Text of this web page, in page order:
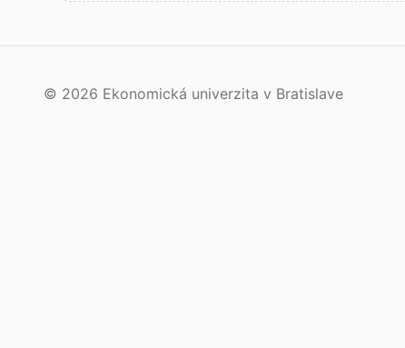
© 2026 Ekonomická univerzita v Bratislave